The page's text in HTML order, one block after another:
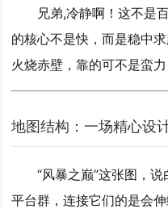
兄弟,冷静啊！这不是
的核心不是快，而是稳中
火烧赤壁，靠的可不是蛮力
地图结构：一场精心设
“风暴之巅”这张图，
平台群，连接它们的是会